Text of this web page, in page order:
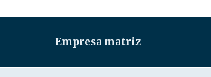
Empresa matriz